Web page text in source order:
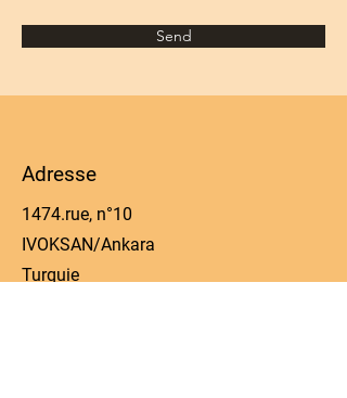
Send
Adresse
1474.rue, n°10
IVOKSAN/Ankara
Turquie